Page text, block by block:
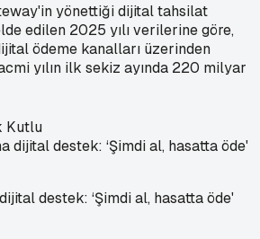
yönettiği dijital tahsilat
edilen 2025 yılı verilerine göre,
ödeme kanalları üzerinden
yılın ilk sekiz ayında 220 milyar
Kutlu
destek: ‘Şimdi al, hasatta öde'